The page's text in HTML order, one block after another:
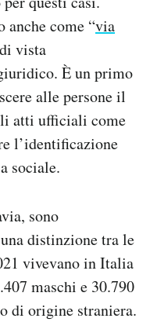
come “via
vista
È un primo
alle persone il
atti ufficiali come
l’identificazione
sociale.
sono
distinzione tra le
vivevano in Italia
maschi e 30.790
di origine straniera.